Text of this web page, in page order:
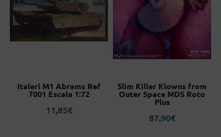
Italeri M1 Abrams Ref
7001 Escala 1:72
11,85€
Slim Killer Klowns from
Outer Space MDS Roto
Plus
87,90€